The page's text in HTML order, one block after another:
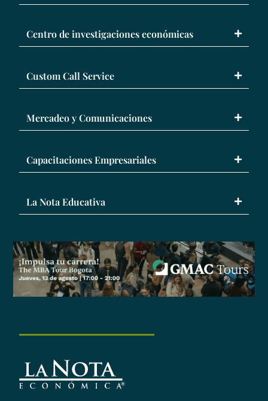
Centro de investigaciones económicas
Custom Call Service
Mercadeo y Comunicaciones
Capacitaciones Empresariales
La Nota Educativa